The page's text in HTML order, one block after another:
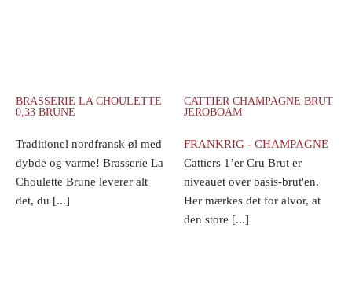
BRASSERIE LA CHOULETTE
0,33 BRUNE
Traditionel nordfransk øl med
dybde og varme! Brasserie La
Choulette Brune leverer alt
det, du [...]
CATTIER CHAMPAGNE BRUT
JEROBOAM
FRANKRIG - CHAMPAGNE
Cattiers 1’er Cru Brut er
niveauet over basis-brut'en.
Her mærkes det for alvor, at
den store [...]